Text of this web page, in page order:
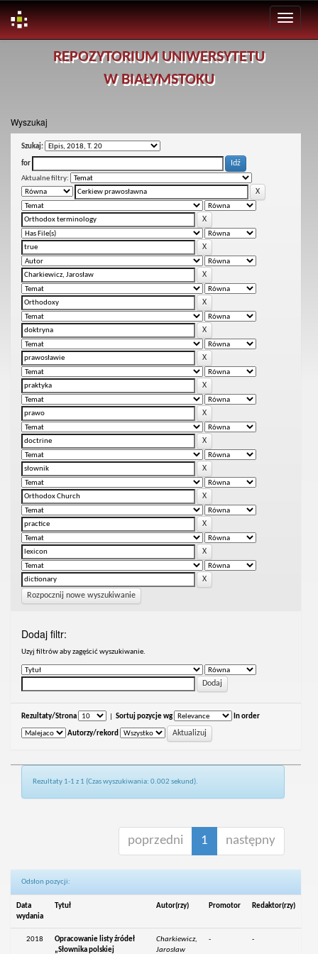
REPOZYTORIUM UNIWERSYTETU
W BIAŁYMSTOKU
Wyszukaj
Szukaj:
for
Aktualne filtry:
Rozpocznij nowe wyszukiwanie
Dodaj filtr:
Uzyj filtrów aby zagęścić wyszukiwanie.
Rezultaty/Strona Sortuj pozycje wg In order
Autorzy/rekord
Rezultaty 1-1 z 1 (Czas wyszukiwania: 0.002 sekund).
poprzedni 1 następny
Odsłon pozycji:
Data
wydania
Tytuł Autor(rzy) Promotor Redaktor(rzy)
2018
Opracowanie listy źródeł
„Słownika polskiej
Charkiewicz,
Jarosław
- -